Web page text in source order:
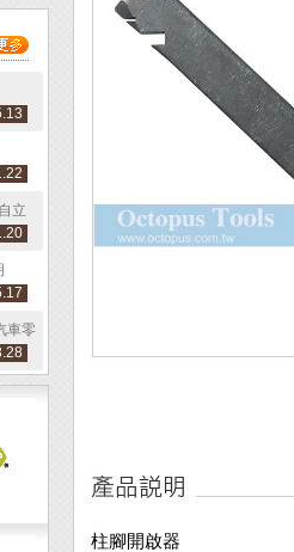
立
車零
柱腳開啟器